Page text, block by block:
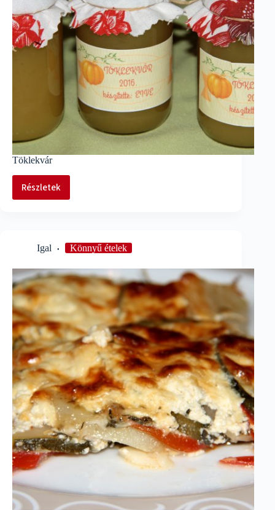
Töklekvár
Részletek
Töklekvár
Igal Könnyű ételek